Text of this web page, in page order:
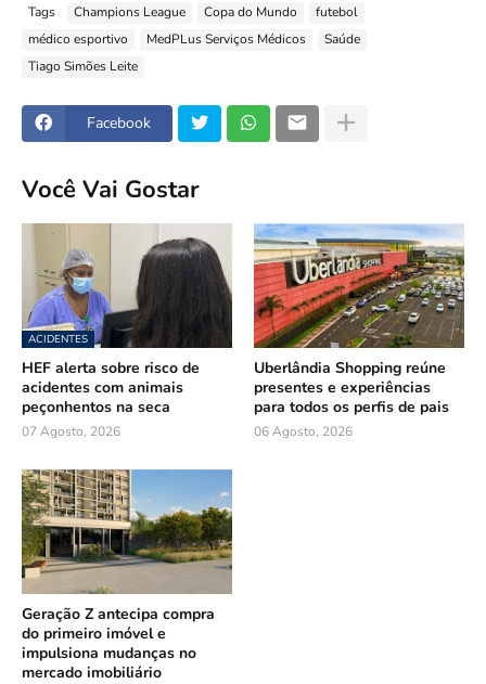
Tags Champions League Copa do Mundo
futebol
médico esportivo
MedPLus Serviços Médicos
Saúde
Tiago Simões Leite
Facebook
Você Vai Gostar
ACIDENTES
HEF alerta sobre risco de
acidentes com animais
peçonhentos na seca
07 Agosto, 2026
Uberlândia Shopping reúne
presentes e experiências
para todos os perfis de pais
06 Agosto, 2026
Geração Z antecipa compra
do primeiro imóvel e
impulsiona mudanças no
mercado imobiliário